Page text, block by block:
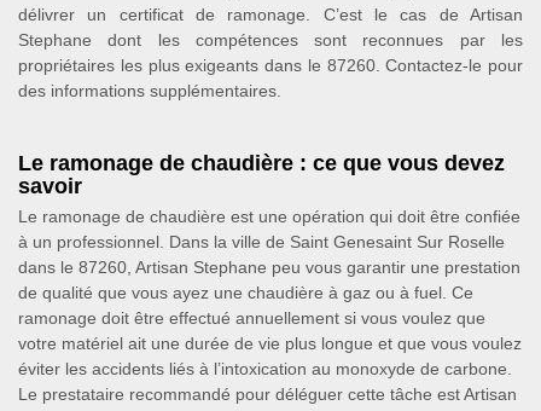
délivrer un certificat de ramonage. C’est le cas de Artisan
Stephane dont les compétences sont reconnues par les
propriétaires les plus exigeants dans le 87260. Contactez-le pour
des informations supplémentaires.
Le ramonage de chaudière : ce que vous devez
savoir
Le ramonage de chaudière est une opération qui doit être confiée
à un professionnel. Dans la ville de Saint Genesaint Sur Roselle
dans le 87260, Artisan Stephane peu vous garantir une prestation
de qualité que vous ayez une chaudière à gaz ou à fuel. Ce
ramonage doit être effectué annuellement si vous voulez que
votre matériel ait une durée de vie plus longue et que vous voulez
éviter les accidents liés à l’intoxication au monoxyde de carbone.
Le prestataire recommandé pour déléguer cette tâche est Artisan